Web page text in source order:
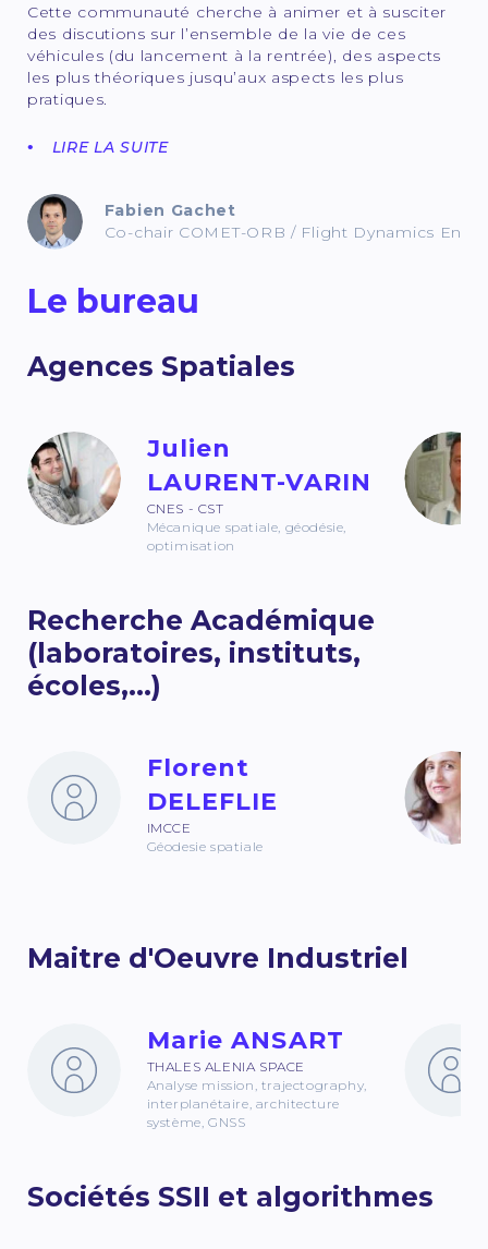
Cette communauté cherche à animer et à susciter
des discutions sur l’ensemble de la vie de ces
véhicules (du lancement à la rentrée), des aspects
les plus théoriques jusqu’aux aspects les plus
pratiques.
LIRE LA SUITE
Fabien Gachet
Co-chair COMET-ORB / Flight Dynamics
Le bureau
Agences Spatiales
Julien
LAURENT-VARIN
CNES - CST
Mécanique spatiale, géodésie,
optimisation
Recherche Académique
(laboratoires, instituts,
écoles,...)
Florent
DELEFLIE
IMCCE
Géodesie spatiale
Maitre d'Oeuvre Industriel
Marie ANSART
THALES ALENIA SPACE
Analyse mission, trajectography,
interplanétaire, architecture
système, GNSS
Sociétés SSII et algorithmes